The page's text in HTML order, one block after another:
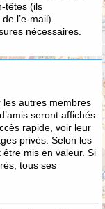
têtes (ils
l’e-mail).
nécessaires.
les autres membres
seront affichés
rapide, voir leur
privés. Selon les
mis en valeur. Si
tous ses